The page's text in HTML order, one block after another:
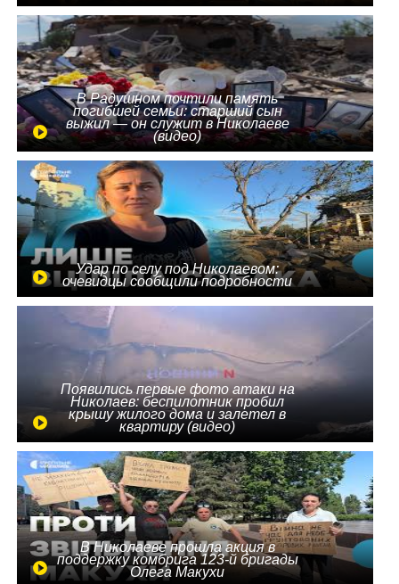
В Радушном почтили память
погибшей семьи: старший сын
выжил — он служит в Николаеве
(видео)
Удар по селу под Николаевом:
очевидцы сообщили подробности
Появились первые фото атаки на
Николаев: беспилотник пробил
крышу жилого дома и залетел в
квартиру (видео)
В Николаеве прошла акция в
поддержку комбрига 123-й бригады
Олега Макухи